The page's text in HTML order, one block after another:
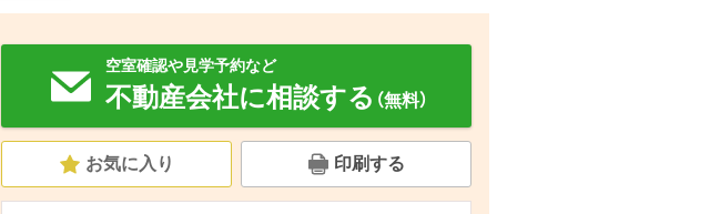
洗面設備 玄関 エントランス
空室確認や見学予約など
不動産会社に相談する （無料）
お気に入り 印刷する